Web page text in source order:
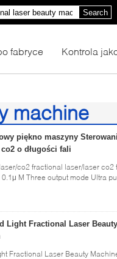
Search
fabryce Kontrola
machine
piękno maszyny
o długości fali
co2 fractional laser/laser co2
M Three output mode Ultra
Light Fractional Laser
Fractional Laser Beauty